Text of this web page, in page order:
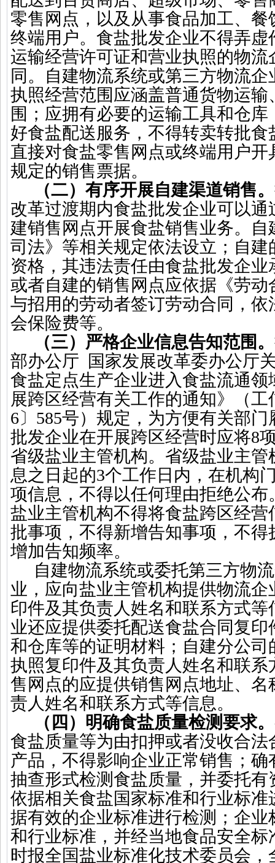
零售网点，以及从事食品加工、
终端用户。食盐批发企业不得弄
运输经营许可证和营业执照的物
同。自建物流系统或第三方物流
执照经营范围应涵盖普通货物运
围；应拥有必要的运输工具和仓
好食盐配送服务，不得转卖转批
直接对食盐零售网点或终端用户
规定的销售票据。
（二）有序开展自建渠道销售。
改革过渡期内食盐批发企业可以
建销售网点开展食盐销售业务。
司法》等相关规定依法设立；自
资格，其违法责任由食盐批发企
或者自建的销售网点应依据《劳
与招用的劳动者签订劳动合同，
会保险费等。
（三）严格企业信息告知范围。
部办公厅
国家发展改革委办公厅
食盐定点生产企业进入食盐流通
展跨区经营有关工作的通知》（
6〕 585号）规定，为方便有关部
批发企业在开展跨区经营时应将8
省级盐业主管机构。省级盐业主
息之日起的3个工作日内，在机构
项信息，不得以任何理由拒绝公
盐业主管机构不得将食盐跨区经
批事项，不得新增告知事项，不
增加告知频率。
自建物流系统或委托第三方物
业，应向盐业主管机构提供物流
印件及其负责人姓名和联系方式
业还应提供委托配送食盐合同复
和仓库等的证明材料；自建分公
执照复印件及其负责人姓名和联
售网点的应提供销售网点地址、
责人姓名和联系方式等信息。
（四）明确食盐质量检测要求。
食盐质量等为由扣押或者没收合
产品，不得影响企业正常销售；
抽查形式检测食盐质量，并委托
依据相关食盐国家标准和行业标
据有效的企业标准进行检测；企
和行业标准，并经当地食品安全
时报全国盐业标准化技术委员会